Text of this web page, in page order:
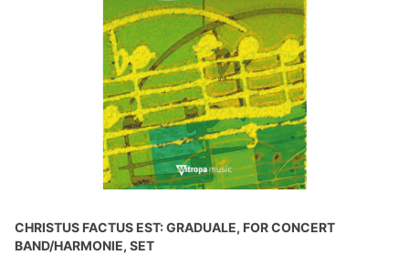
CHRISTUS FACTUS EST: GRADUALE, FOR CONCERT
BAND/HARMONIE, SET